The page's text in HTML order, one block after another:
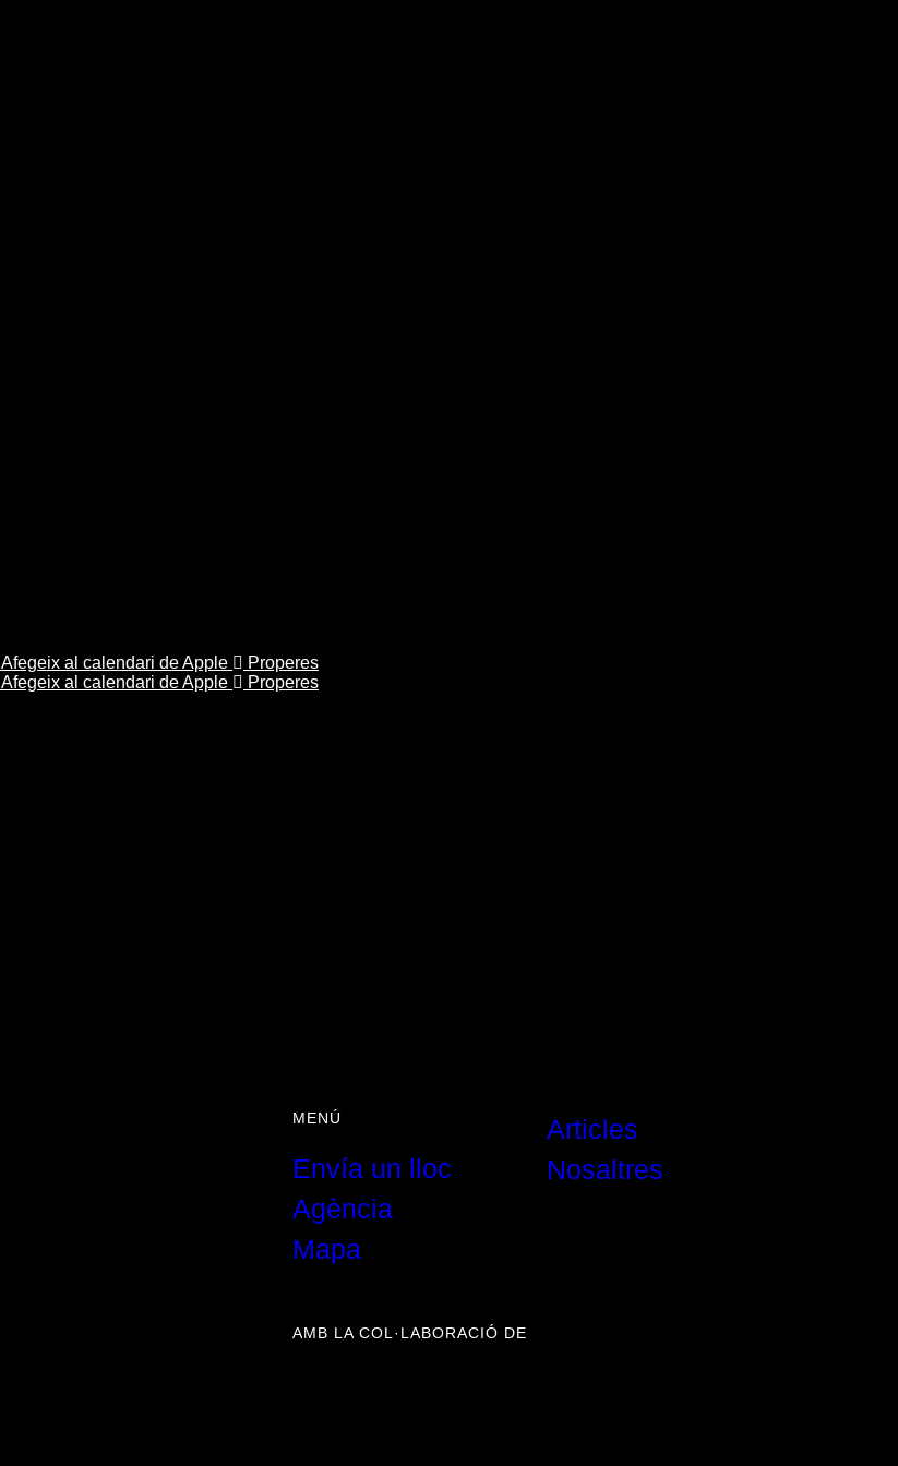
Afegeix al calendari de Apple
Properes
Afegeix al calendari de Apple Properes
MENÚ
Envía un lloc
Agència
Mapa
Articles
Nosaltres
AMB LA COL·LABORACIÓ DE